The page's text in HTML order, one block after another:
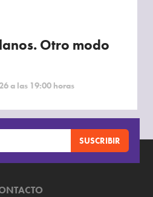
Otro modo
a las 19:00 horas